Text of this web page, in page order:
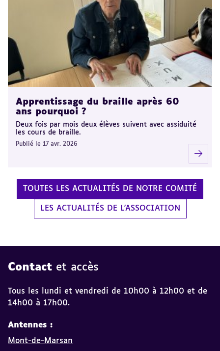
Apprentissage du braille après 60
ans pourquoi ?
Deux fois par mois deux élèves suivent avec assiduité
les cours de braille.
Publié le 17 avr. 2026
TOUTES LES ACTUALITÉS DE NOTRE COMITÉ
LES ACTUALITÉS DE L'ASSOCIATION
Contact et accès
Tous les lundi et vendredi de 10h00 à 12h00 et de
14h00 à 17h00.
Antennes :
Mont-de-Marsan